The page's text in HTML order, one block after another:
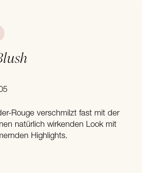
Rouge verschmilzt fast mit der
natürlich wirkenden Look mit
Highlights.